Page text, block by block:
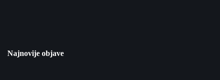
Najnovije objave